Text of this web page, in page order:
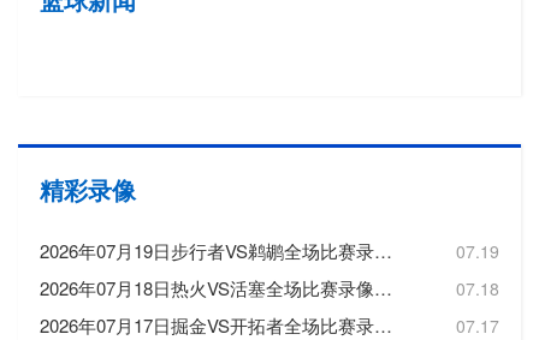
精彩录像
2026年07月19日步行者VS鹈鹕全场比赛录像回放 07.19
2026年07月18日热火VS活塞全场比赛录像回放 07.18
2026年07月17日掘金VS开拓者全场比赛录像回放 07.17